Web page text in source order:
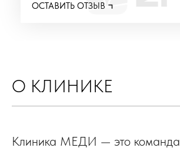
ОСТАВИТЬ ОТЗЫВ
О КЛИНИКЕ
Клиника МЕДИ — это команда